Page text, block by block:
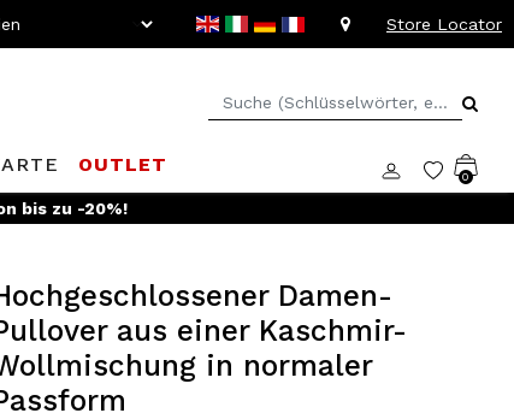
Store Locator
OUTLET
0
bis zu -20%!
Damen-
aus einer Kaschmir-
in normaler